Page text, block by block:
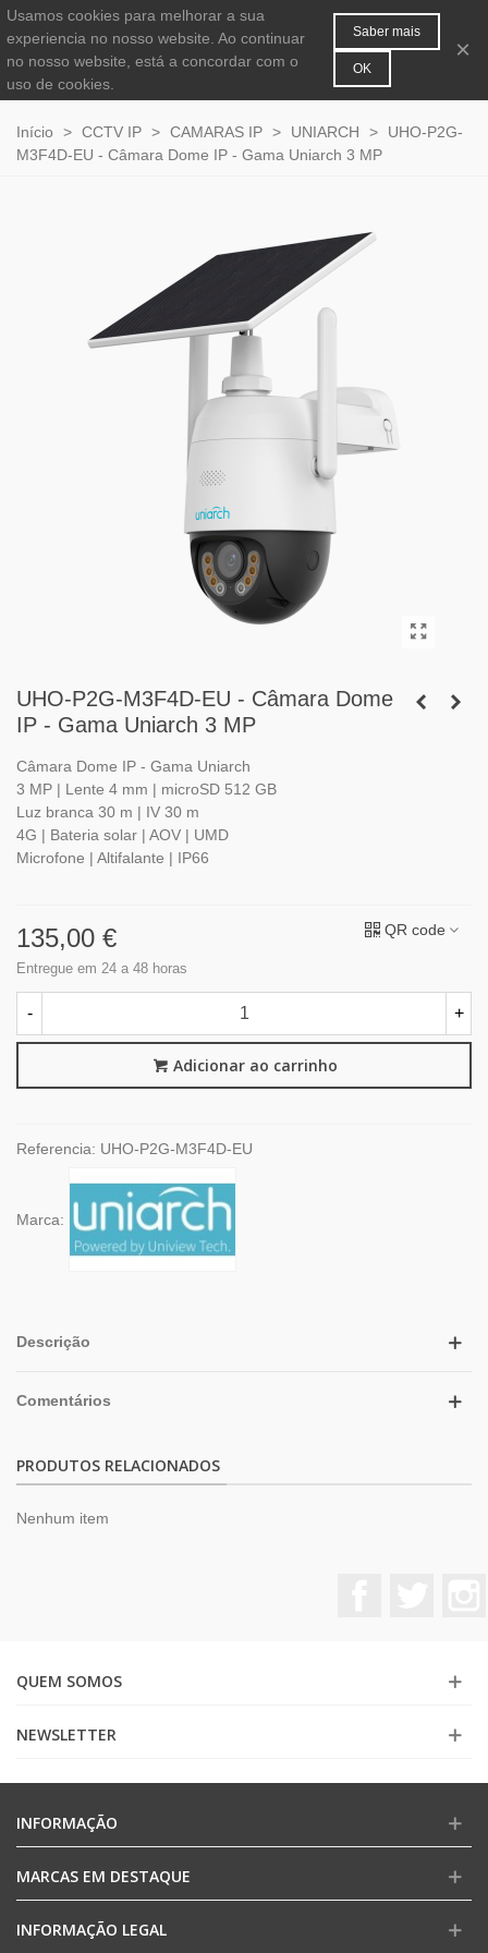
0
Início > CCTV IP > CAMARAS IP > UNIARCH >
UHO-P2G-
M3F4D-EU - Câmara Dome IP - Gama Uniarch 3 MP
UHO-P2G-M3F4D-EU - Câmara Dome
IP - Gama Uniarch 3 MP
Câmara Dome IP - Gama Uniarch
3 MP | Lente 4 mm | microSD 512 GB
Luz branca 30 m | IV 30 m
4G | Bateria solar | AOV | UMD
Microfone | Altifalante | IP66
135,00 €
Entregue em 24 a 48 horas
QR code
- +
Adicionar ao carrinho
Referencia: UHO-P2G-M3F4D-EU
Marca:
Descrição
Comentários
PRODUTOS RELACIONADOS
Nenhum item
QUEM SOMOS
NEWSLETTER
INFORMAÇÃO
MARCAS EM DESTAQUE
INFORMAÇÃO LEGAL
Usamos cookies para melhorar a sua
experiencia no nosso website. Ao continuar
no nosso website, está a concordar com o
uso de cookies.
Saber mais
OK
×